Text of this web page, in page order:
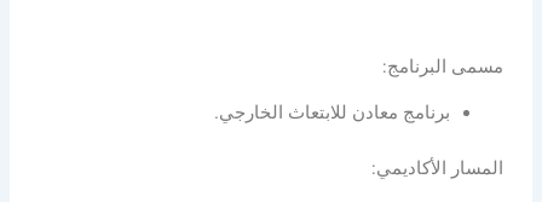
مسمى البرنامج:
برنامج معادن للابتعاث الخارجي.
المسار الأكاديمي: